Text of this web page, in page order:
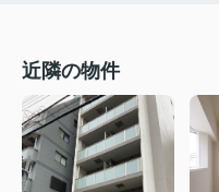
近隣の物件